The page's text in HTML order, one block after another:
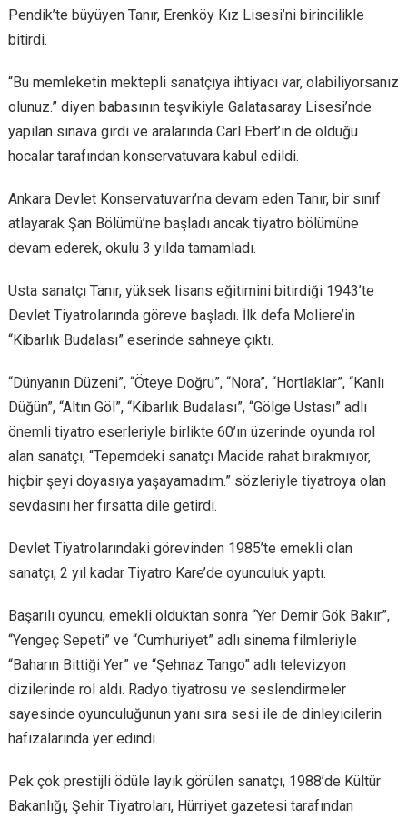
Pendik’te büyüyen Tanır, Erenköy Kız Lisesi’ni birincilikle
bitirdi.
“Bu memleketin mektepli sanatçıya ihtiyacı var, olabiliyorsanız
olunuz.” diyen babasının teşvikiyle Galatasaray Lisesi’nde
yapılan sınava girdi ve aralarında Carl Ebert’in de olduğu
hocalar tarafından konservatuvara kabul edildi.
Ankara Devlet Konservatuvarı’na devam eden Tanır, bir sınıf
atlayarak Şan Bölümü’ne başladı ancak tiyatro bölümüne
devam ederek, okulu 3 yılda tamamladı.
Usta sanatçı Tanır, yüksek lisans eğitimini bitirdiği 1943’te
Devlet Tiyatrolarında göreve başladı. İlk defa Moliere’in
“Kibarlık Budalası” eserinde sahneye çıktı.
“Dünyanın Düzeni”, “Öteye Doğru”, “Nora”, “Hortlaklar”, “Kanlı
Düğün”, “Altın Göl”, “Kibarlık Budalası”, “Gölge Ustası” adlı
önemli tiyatro eserleriyle birlikte 60’ın üzerinde oyunda rol
alan sanatçı, “Tepemdeki sanatçı Macide rahat bırakmıyor,
hiçbir şeyi doyasıya yaşayamadım.” sözleriyle tiyatroya olan
sevdasını her fırsatta dile getirdi.
Devlet Tiyatrolarındaki görevinden 1985’te emekli olan
sanatçı, 2 yıl kadar Tiyatro Kare’de oyunculuk yaptı.
Başarılı oyuncu, emekli olduktan sonra “Yer Demir Gök Bakır”,
“Yengeç Sepeti” ve “Cumhuriyet” adlı sinema filmleriyle
“Baharın Bittiği Yer” ve “Şehnaz Tango” adlı televizyon
dizilerinde rol aldı. Radyo tiyatrosu ve seslendirmeler
sayesinde oyunculuğunun yanı sıra sesi ile de dinleyicilerin
hafızalarında yer edindi.
Pek çok prestijli ödüle layık görülen sanatçı, 1988’de Kültür
Bakanlığı, Şehir Tiyatroları, Hürriyet gazetesi tarafından